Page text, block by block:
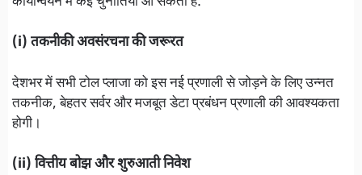
(i) तकनीकी अवसंरचना की जरूरत
देशभर में सभी टोल प्लाजा को इस नई प्रणाली से जोड़ने के लिए उन्नत
तकनीक, बेहतर सर्वर और मजबूत डेटा प्रबंधन प्रणाली की आवश्यकता
होगी।
(ii) वित्तीय बोझ और शुरुआती निवेश